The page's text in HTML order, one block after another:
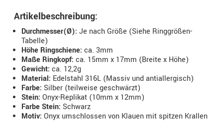
Artikelbeschreibung:
Durchmesser(Ø): Je nach Größe (Siehe Ringgrößen-
Tabelle)
Höhe Ringschiene: ca. 3mm
Maße Ringkopf: ca. 15mm x 17mm (Breite x Höhe)
Gewicht: ca. 12,2g
Material: Edelstahl 316L (Massiv und antiallergisch)
Farbe: Silber (teilweise geschwärzt)
Stein: Onyx-Replikat (10mm x 12mm)
Farbe Stein: Schwarz
Motiv: Onyx umschlossen von Klauen mit spitzen Krallen